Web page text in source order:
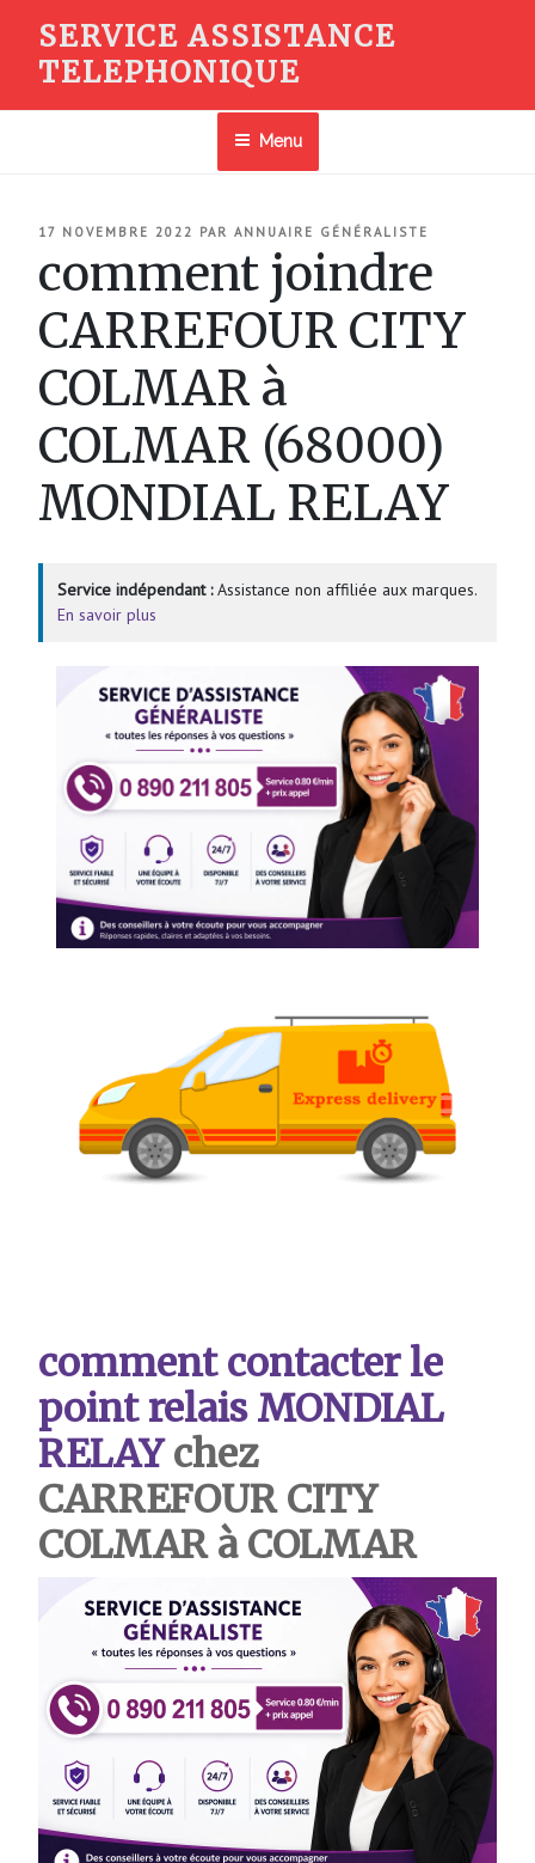
contenu
SERVICE ASSISTANCE
TELEPHONIQUE
Menu
PUBLIÉ
17 NOVEMBRE 2022 PAR ANNUAIRE GÉNÉRALISTE
comment joindre
CARREFOUR CITY
COLMAR à
COLMAR (68000)
MONDIAL RELAY
Service indépendant :Assistance non affiliée aux marques.
En savoir plus
comment contacter le
point relais MONDIAL
RELAYchez
CARREFOUR CITY
COLMAR à COLMAR